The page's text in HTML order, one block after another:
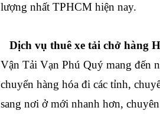
lượng nhất TPHCM hiện nay.
Dịch vụ thuê xe tải chở hàng
Vận Tải Vạn Phú Quý mang đến
chuyển hàng hóa đi các tỉnh,
sang nơi ở mới nhanh hơn,